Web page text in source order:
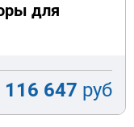
для
116 647 руб